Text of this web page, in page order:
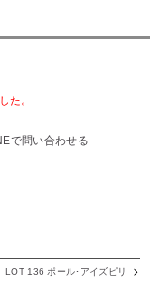
た。
で問い合わせる
LOT 136 ポール･アイズピリ